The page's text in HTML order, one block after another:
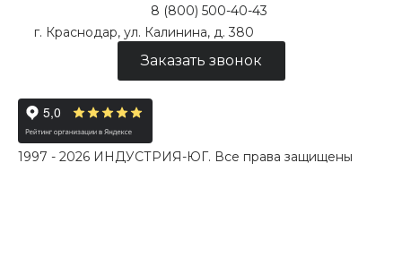
8 (800) 500-40-43
г. Краснодар, ул. Калинина, д. 380
Заказать звонок
1997 - 2026 ИНДУСТРИЯ-ЮГ. Все права защищены